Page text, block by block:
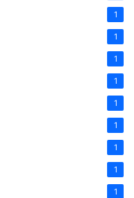
1
1
1
1
1
1
1
1
1